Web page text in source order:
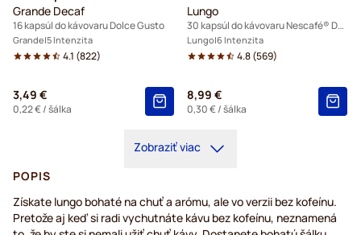
Grande Decaf
16 kapsúl do kávovaru Dolce Gusto
Grande 5 Intenzita
4.1 (822)
3,49 €
0,22 €/ šálka
Lungo
30 kapsúl do kávovaru Nescafé® Dolce Gusto
Lungo 6 Intenzita
4.8(569)
8,99 €
0,30 €/ šálka
Zobraziť viac
POPIS
Získate lungo bohaté na chuť a arómu, ale vo verzii bez kofeínu.
Pretože aj keď si radi vychutnáte kávu bez kofeínu, neznamená